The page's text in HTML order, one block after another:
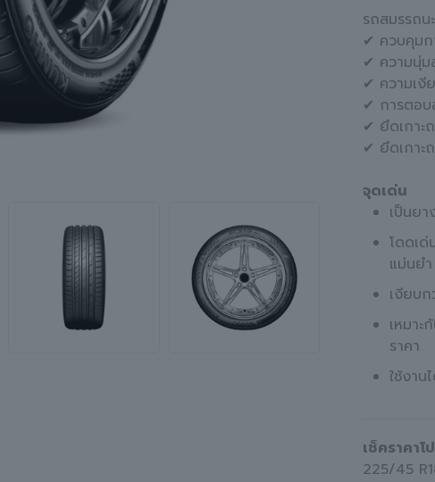
รถสมรรถ
✔ ควบคุมก
✔ ความนุ่ม
✔ ความเงี
✔ การตอ
✔ ยึดเกาะ
✔ ยึดเกาะ
จุดเด่น
เป็นย
โดดเ
แม่นยำ
เงียบ
เหมา
ราคา
ใช้งา
เช็คราคาโ
225/45